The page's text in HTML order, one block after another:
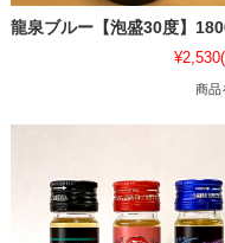
龍泉ブルー【泡盛30度】
¥2,530
商品